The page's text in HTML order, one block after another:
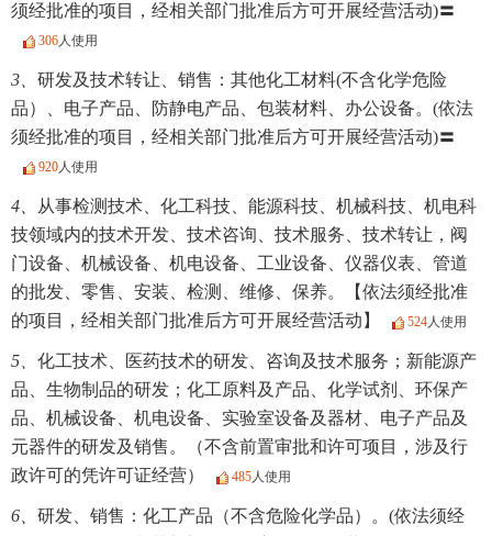
须经批准的项目，经相关部门批准后方可开展经营活动)〓
306人使用
3、 研发及技术转让、销售：其他化工材料(不含化学危险
品）、电子产品、防静电产品、包装材料、办公设备。(依法
须经批准的项目，经相关部门批准后方可开展经营活动)〓
920人使用
4、
从事检测技术、化工科技、能源科技、机械科技、机电科
技领域内的技术开发、技术咨询、技术服务、技术转让，阀
门设备、机械设备、机电设备、工业设备、仪器仪表、管道
的批发、零售、安装、检测、维修、保养。【依法须经批准
的项目，经相关部门批准后方可开展经营活动】
524人使用
5、 化工技术、医药技术的研发、咨询及技术服务；新能源产
品、生物制品的研发；化工原料及产品、化学试剂、环保产
品、机械设备、机电设备、实验室设备及器材、电子产品及
元器件的研发及销售。（不含前置审批和许可项目，涉及行
政许可的凭许可证经营）
485人使用
6、 研发、销售：化工产品（不含危险化学品）。(依法须经